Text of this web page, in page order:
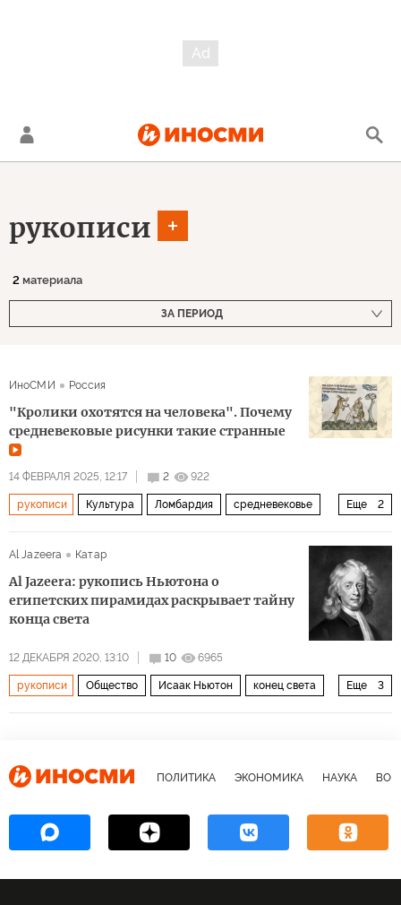
рукописи
2 материала
ЗА ПЕРИОД
ИноСМИ Россия
"Кролики охотятся на человека". Почему
средневековые рисунки такие странные
14 ФЕВРАЛЯ 2025, 12:17 2 922
Еще 2
рукописи Культура Ломбардия средневековье
Al Jazeera
Катар
Al Jazeera: рукопись Ньютона о
египетских пирамидах раскрывает тайну
конца света
12 ДЕКАБРЯ 2020, 13:10 10 6965
Еще 3
рукописи Общество Исаак Ньютон конец света
ПОЛИТИКА ЭКОНОМИКА НАУКА